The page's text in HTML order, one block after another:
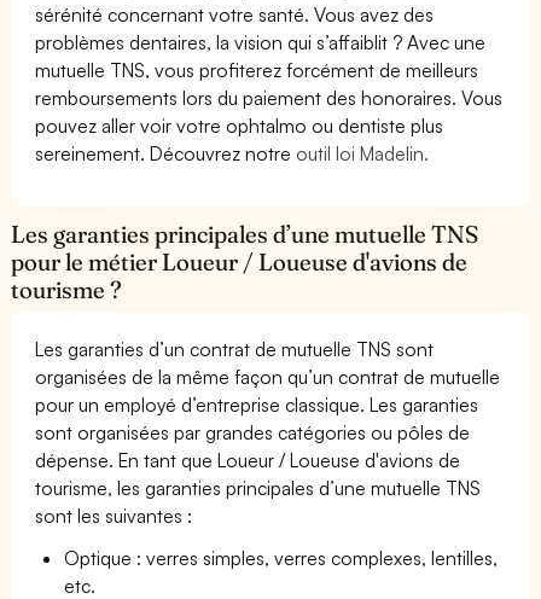
sérénité concernant votre santé. Vous avez des
problèmes dentaires, la vision qui s’affaiblit ? Avec une
mutuelle TNS, vous profiterez forcément de meilleurs
remboursements lors du paiement des honoraires. Vous
pouvez aller voir votre ophtalmo ou dentiste plus
sereinement. Découvrez notre outil loi Madelin.
Les garanties principales d’une mutuelle TNS
pour le métier Loueur / Loueuse d'avions de
tourisme ?
Les garanties d’un contrat de mutuelle TNS sont
organisées de la même façon qu’un contrat de mutuelle
pour un employé d’entreprise classique. Les garanties
sont organisées par grandes catégories ou pôles de
dépense. En tant que Loueur / Loueuse d'avions de
tourisme, les garanties principales d’une mutuelle TNS
sont les suivantes :
Optique : verres simples, verres complexes, lentilles,
etc.